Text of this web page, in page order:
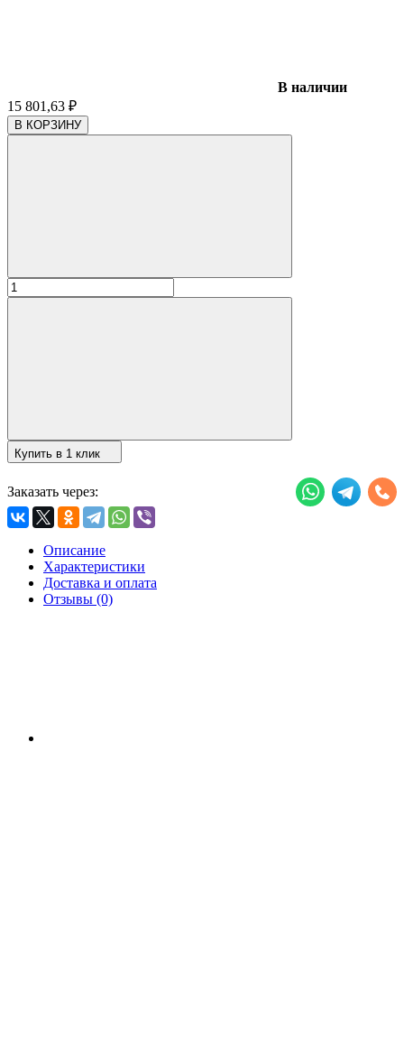
В наличии
15 801,63 ₽
В КОРЗИНУ
Купить в 1 клик
Заказать через:
Описание
Характеристики
Доставка и оплата
Отзывы (0)